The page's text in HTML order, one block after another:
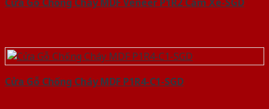
Cửa Gỗ Chống Cháy MDF P1R4-C1-SGD